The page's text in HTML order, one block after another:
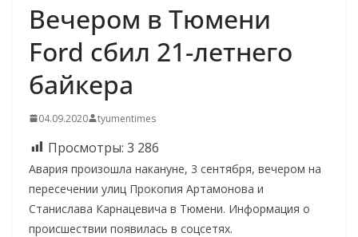
Вечером в Тюмени
Ford сбил 21-летнего
байкера
04.09.2020 tyumentimes
Просмотры: 3 286
Авария произошла накануне, 3 сентября, вечером на
пересечении улиц Прокопия Артамонова и
Станислава Карнацевича в Тюмени. Информация о
происшествии появилась в соцсетях.